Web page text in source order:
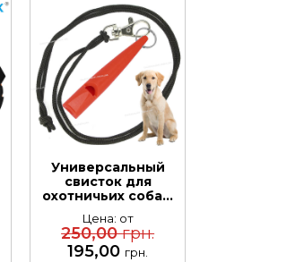
Универсальный
свисток для
охотничьих собак.
комплекте с
подвеской.
Цена: от
250,00грн.
195,00 грн.